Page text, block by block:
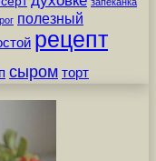
запеканка
полезный
рецепт
сыром торт